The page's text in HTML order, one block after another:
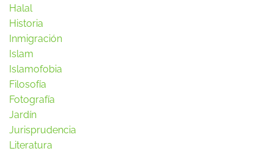
Halal
Historia
Inmigración
Islam
Islamofobia
Filosofía
Fotografía
Jardín
Jurisprudencia
Literatura